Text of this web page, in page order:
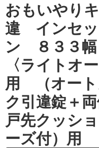
おもいやり
違 インセ
ン ８３３
〈ライトオ
用 （オート
ク引違錠＋
戸先クッシ
ーズ付）用